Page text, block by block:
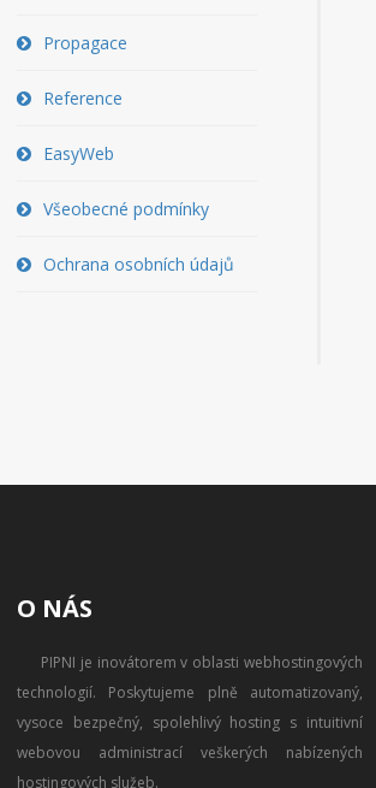
Propagace
Reference
EasyWeb
Všeobecné podmínky
Ochrana osobních údajů
O NÁS
PIPNI je inovátorem v oblasti webhostingových
technologií. Poskytujeme plně automatizovaný,
vysoce bezpečný, spolehlivý hosting s intuitivní
webovou administrací veškerých nabízených
hostingových služeb.